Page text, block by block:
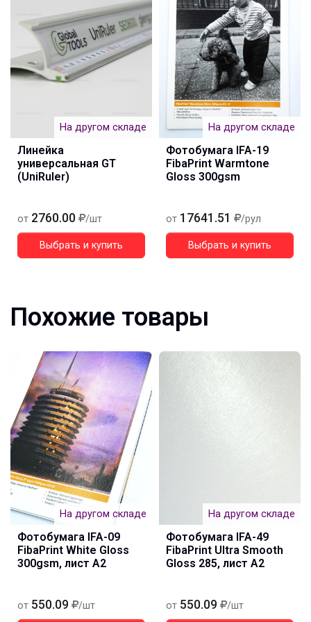
На другом складе
Линейка
универсальная GT
(UniRuler)
от 2760.00 /шт
Выбрать и купить
На другом складе
Фотобумага IFA-19
FibaPrint Warmtone
Gloss 300gsm
от 17641.51 /рул
Выбрать и купить
Похожие товары
На другом складе
Фотобумага IFA-09
FibaPrint White Gloss
300gsm, лист A2
от 550.09 /шт
На другом складе
Фотобумага IFA-49
FibaPrint Ultra Smooth
Gloss 285, лист А2
от 550.09 /шт